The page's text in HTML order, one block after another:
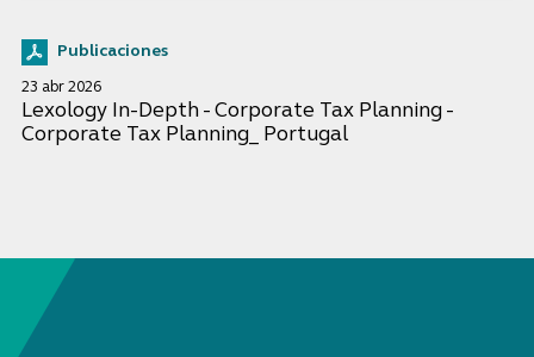
Publicaciones
23 abr 2026
Lexology In-Depth - Corporate Tax Planning -
Corporate Tax Planning_ Portugal